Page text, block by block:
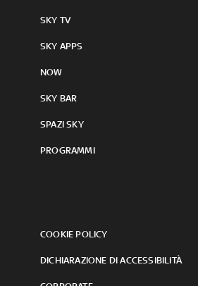
SKY TV
SKY APPS
NOW
SKY BAR
SPAZI SKY
PROGRAMMI
COOKIE POLICY
DICHIARAZIONE DI ACCESSIBILITÀ